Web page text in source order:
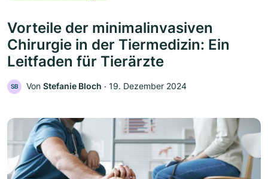
Vorteile der minimalinvasiven
Chirurgie in der Tiermedizin: Ein
Leitfaden für Tierärzte
SB Von Stefanie Bloch ‧ 19. Dezember 2024